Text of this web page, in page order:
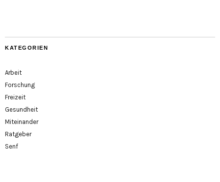
KATEGORIEN
Arbeit
Forschung
Freizeit
Gesundheit
Miteinander
Ratgeber
Senf